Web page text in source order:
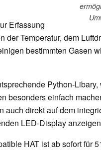
Erfassung
der Temperatur, dem
bestimmten Gasen
Python-Libary,
besonders einfach
auch direkt auf dem
LED-Display
HAT ist ab sofort für